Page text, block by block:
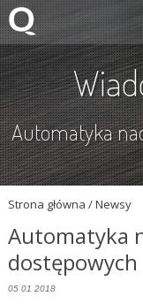
Automatyka
Strona główna / Newsy
Automatyka
dostępowych
05 01 2018